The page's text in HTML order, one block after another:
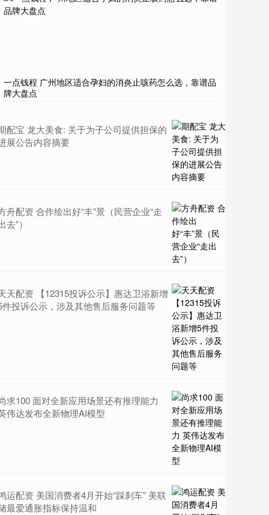
一点钱程 广州地区适合孕妇的消炎止咳药怎么选，靠谱品
牌大盘点
配宝 龙大美食: 关于为子公司提供担保的
展公告内容摘要
舟配资 合作绘出好“丰”景（民营企业“走
去”）
天配资 【12315投诉公示】惠达卫浴新增
件投诉公示，涉及其他售后服务问题等
求100 面对全新应用场景还有推理能力
伟达发布全新物理AI模型
运配资 美国消费者4月开始“踩刹车” 美联
最爱通胀指标保持温和